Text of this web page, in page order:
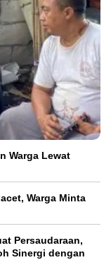
Warga Lewat
Warga Minta
Persaudaraan,
Sinergi dengan